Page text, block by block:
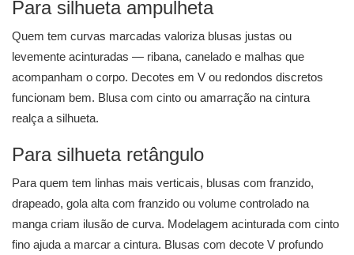
Para silhueta ampulheta
Quem tem curvas marcadas valoriza blusas justas ou
levemente acinturadas — ribana, canelado e malhas que
acompanham o corpo. Decotes em V ou redondos discretos
funcionam bem. Blusa com cinto ou amarração na cintura
realça a silhueta.
Para silhueta retângulo
Para quem tem linhas mais verticais, blusas com franzido,
drapeado, gola alta com franzido ou volume controlado na
manga criam ilusão de curva. Modelagem acinturada com cinto
fino ajuda a marcar a cintura. Blusas com decote V profundo